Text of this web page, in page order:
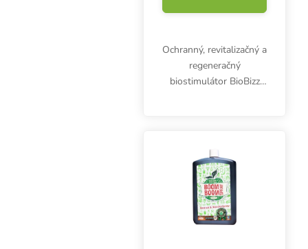
Ochranný, revitalizačný a
regeneračný
biostimulátor BioBizz